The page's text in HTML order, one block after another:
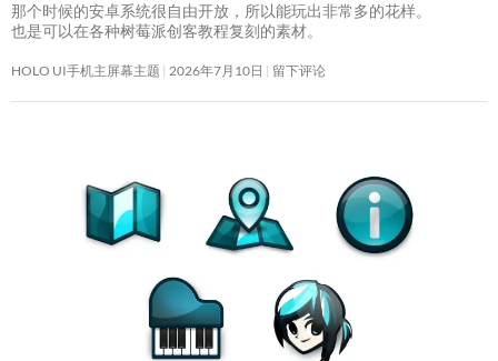
那个时候的安卓系统很自由开放，所以能玩出非常多的花样。
也是可以在各种树莓派创客教程复刻的素材。
HOLO UI手机主屏幕主题 2026年7月10日 留下评论